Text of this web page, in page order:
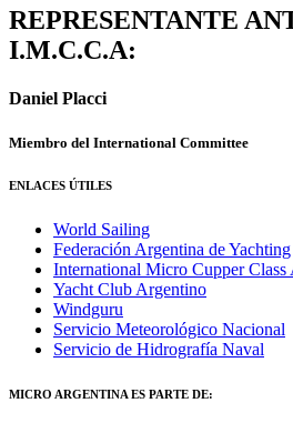
REPRESENTANTE
I.M.C.C.A:
Daniel Placci
Miembro del International Committee
ENLACES ÚTILES
World Sailing
Federación Argentina de Yachting
International Micro Cupper Class
Yacht Club Argentino
Windguru
Servicio Meteorológico Nacional
Servicio de Hidrografía Naval
MICRO ARGENTINA ES PARTE DE: